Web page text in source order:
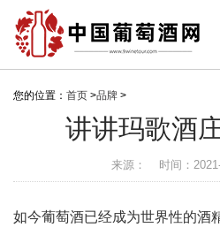
您的位置： 首页 >品牌 >
讲讲玛歌酒
来源： 时间：
如今葡萄酒已经成为世界性的酒